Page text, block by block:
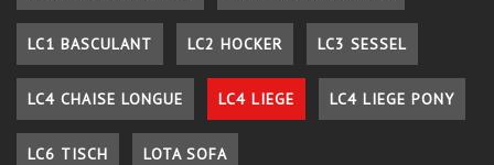
LC1 BASCULANT LC2 HOCKER LC3 SESSEL
LC4 CHAISE LONGUE LC4 LIEGE LC4 LIEGE PONY
LC6 TISCH LOTA SOFA